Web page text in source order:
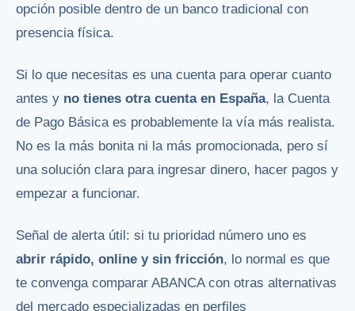
opción posible dentro de un banco tradicional con
presencia física.
Si lo que necesitas es una cuenta para operar cuanto
antes y no tienes otra cuenta en España, la Cuenta
de Pago Básica es probablemente la vía más realista.
No es la más bonita ni la más promocionada, pero sí
una solución clara para ingresar dinero, hacer pagos y
empezar a funcionar.
Señal de alerta útil: si tu prioridad número uno es
abrir rápido, online y sin fricción, lo normal es que
te convenga comparar ABANCA con otras alternativas
del mercado especializadas en perfiles